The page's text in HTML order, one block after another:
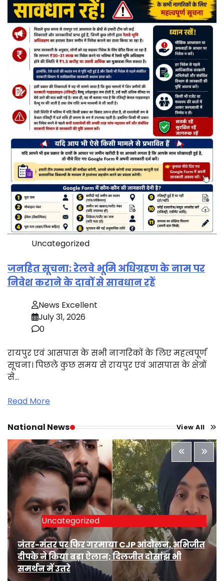
Uncategorized
जनहित सूचना: रेलवे भूमि अधिग्रहण के नाम पर
निवेश कराने के दावों से सावधान रहें
News Excellent
July 31, 2026
0
रायपुर एवं आसपास के सभी नागरिकों के लिए महत्वपूर्ण
सूचना। पिछले कुछ समय से रायपुर एवं आसपास के क्षेत्रों
से…
Read More
National News View All
Uncategorized
जंतर-मंतर पर फिर गरमाया CJP आंदोलन, अभिजीत
दीपके ने किया बड़ा ऐलान; दिलजीत दोसांझ भी
समर्थन में उतरे